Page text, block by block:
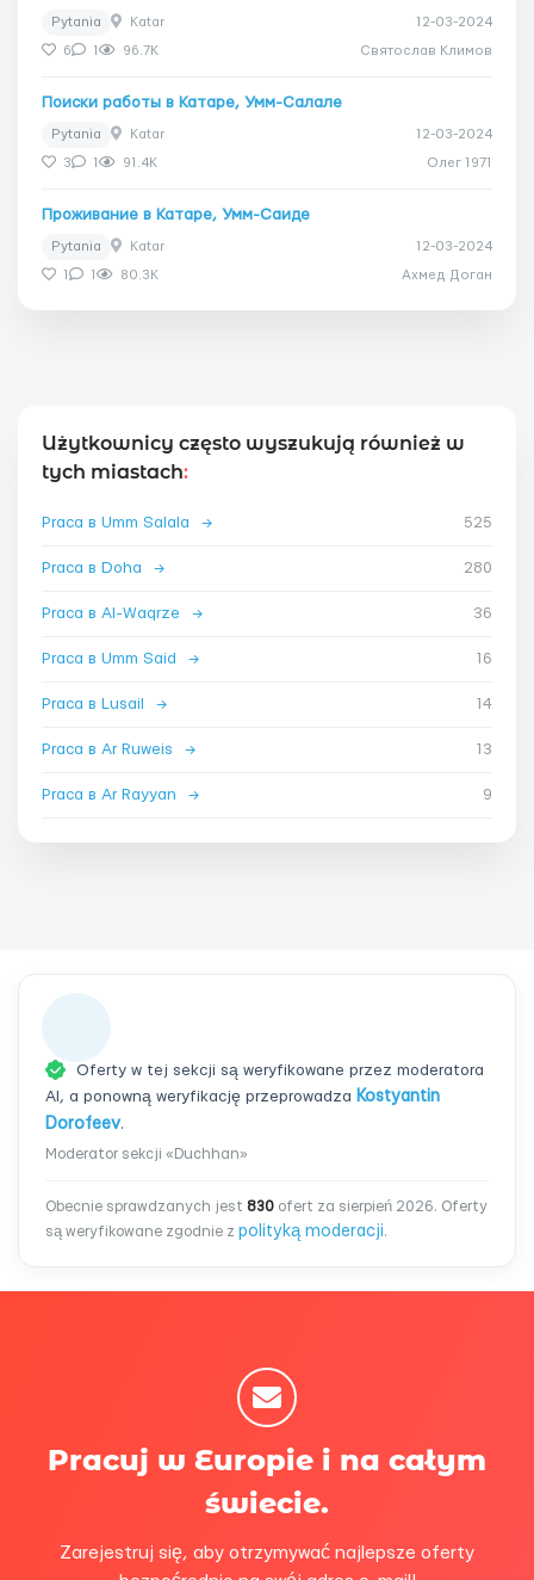
Pytania Katar 12-03-2024
6 1 96.7K Святослав Климов
Поиски работы в Катаре, Умм-Салале
Pytania Katar 12-03-2024
3 1 91.4K Олег 1971
Проживание в Катаре, Умм-Саиде
Pytania Katar 12-03-2024
1 1 80.3K Ахмед Доган
Użytkownicy często wyszukują również w
tych miastach:
Praca в Umm Salala → 525
Praca в Doha → 280
Praca в Al-Waqrze → 36
Praca в Umm Said → 16
Praca в Lusail → 14
Praca в Ar Ruweis → 13
Praca в Ar Rayyan → 9
Oferty w tej sekcji są weryfikowane przez moderatora
AI, a ponowną weryfikację przeprowadza Kostyantin
Dorofeev.
Moderator sekcji «Duchhan»
Obecnie sprawdzanych jest 830 ofert za sierpień 2026. Oferty
są weryfikowane zgodnie z polityką moderacji.
Pracuj w Europie i na całym
świecie.
Zarejestruj się, aby otrzymywać najlepsze oferty